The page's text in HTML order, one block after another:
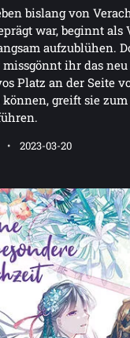
bislang von
war, beginnt als
aufzublühen.
ihr das
Platz an der Seite
greift sie zum
2023-03-20